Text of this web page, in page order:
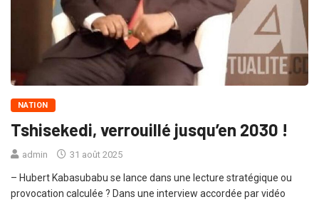
NATION
Tshisekedi, verrouillé jusqu’en 2030 !
admin 31 août 2025
– Hubert Kabasubabu se lance dans une lecture stratégique ou
provocation calculée ? Dans une interview accordée par vidéo